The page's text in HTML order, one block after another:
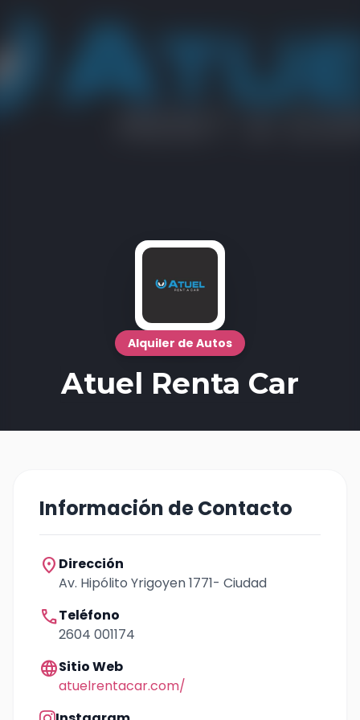
Alquiler de Autos
Atuel Renta Car
Información de Contacto
location_on Dirección
Av. Hipólito Yrigoyen 1771- Ciudad
callTeléfono
2604 001174
languageSitio Web
atuelrentacar.com/